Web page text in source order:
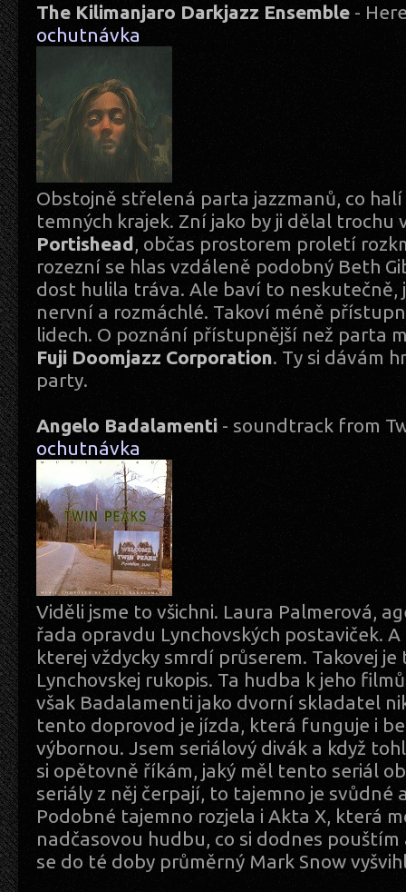
The Kilimanjaro Darkjazz Ensemble -
ochutnávka
Obstojně střelená parta jazzmanů, co
temných krajek. Zní jako by ji dělal trochu
Portishead, občas prostorem proletí
rozezní se hlas vzdáleně podobný Beth
dost hulila tráva. Ale baví to neskutečně,
nervní a rozmáchlé. Takoví méně
lidech. O poznání přístupnější než parta
Fuji Doomjazz Corporation. Ty si dávám
party.
Angelo Badalamenti - soundtrack from
ochutnávka
Viděli jsme to všichni. Laura Palmerová,
řada opravdu Lynchovských postaviček.
kterej vždycky smrdí průserem. Takovej
Lynchovskej rukopis. Ta hudba k jeho
však Badalamenti jako dvorní skladatel
tento doprovod je jízda, která funguje i
výbornou. Jsem seriálový divák a když
si opětovně říkám, jaký měl tento seriál
seriály z něj čerpají, to tajemno je svůdné
Podobné tajemno rozjela i Akta X, která
nadčasovou hudbu, co si dodnes
se do té doby průměrný Mark Snow